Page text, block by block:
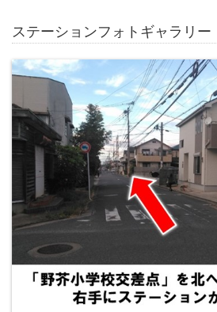
ステーションフォトギャラリー